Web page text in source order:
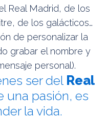
Real Madrid, de los
de los galácticos…
de personalizar la
grabar el nombre y
personal).
ser del Real
una pasión, es
la vida.